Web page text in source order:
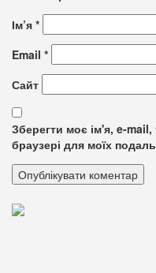
Ім’я *
Email *
Сайт
Зберегти моє ім'я, e-
браузері для моїх